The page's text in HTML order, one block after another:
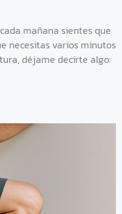
mañana sientes que
necesitas varios minutos
déjame decirte algo: